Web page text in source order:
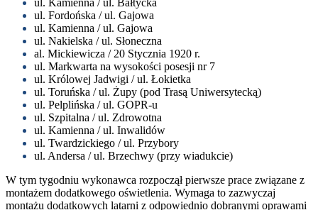
ul. Kamienna / ul. Bałtycka
ul. Fordońska / ul. Gajowa
ul. Kamienna / ul. Gajowa
ul. Nakielska / ul. Słoneczna
al. Mickiewicza / 20 Stycznia 1920 r.
ul. Markwarta na wysokości posesji nr 7
ul. Królowej Jadwigi / ul. Łokietka
ul. Toruńska / ul. Żupy (pod Trasą Uniwersytecką)
ul. Pelplińska / ul. GOPR-u
ul. Szpitalna / ul. Zdrowotna
ul. Kamienna / ul. Inwalidów
ul. Twardzickiego / ul. Przybory
ul. Andersa / ul. Brzechwy (przy wiadukcie)
W tym tygodniu wykonawca rozpoczął pierwsze prace związane z
montażem dodatkowego oświetlenia. Wymaga to zazwyczaj
montażu dodatkowych latarni z odpowiednio dobranymi oprawami